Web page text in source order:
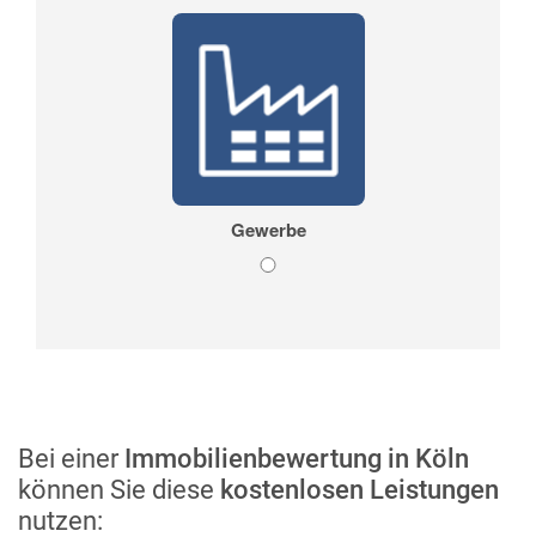
Bei einer Immobilienbewertung in Köln
können Sie diese kostenlosen Leistungen
nutzen: